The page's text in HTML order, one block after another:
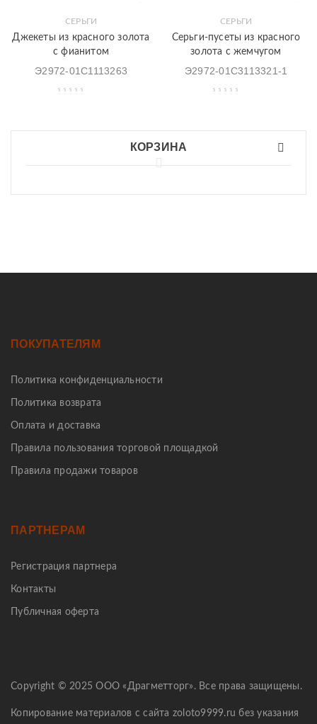
СЕРЬГИ
Джекеты из красного золота
с фианитом
Э2972-01С1113263
СЕРЬГИ
Серьги-пусеты из красного
золота с жемчугом
Э2972-01С3113321-1
КОРЗИНА
ПОКУПАТЕЛЯМ
Политика конфиденциальности
Политика возврата
Оплата и доставка
Правила пользования торговой площадкой
Правила продажи товаров
ПАРТНЕРАМ
Регистрация партнера
Контакты
Публичная оферта
Copyright © 2025 ООО «Драгметторг». Все права защищены.
Копирование материалов с сайта zoloto9999.ru без указания